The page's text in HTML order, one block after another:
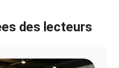
des lecteurs